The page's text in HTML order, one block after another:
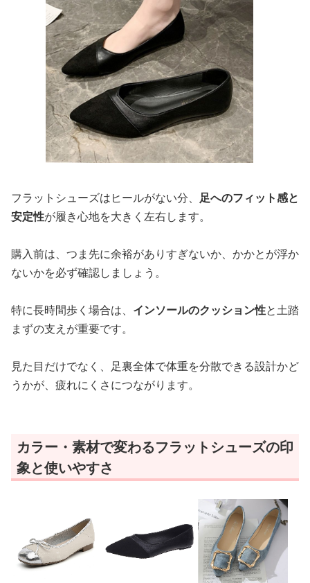
フラットシューズはヒールがない分、 足へのフィット感と
安定性が履き心地を大きく左右します。
購入前は、つま先に余裕がありすぎないか、かかとが浮か
ないかを必ず確認しましょう。
特に長時間歩く場合は、 インソールのクッション性と土踏
まずの支えが重要です。
見た目だけでなく、足裏全体で体重を分散できる設計かど
うかが、疲れにくさにつながります。
カラー・素材で変わるフラットシューズの印
象と使いやすさ